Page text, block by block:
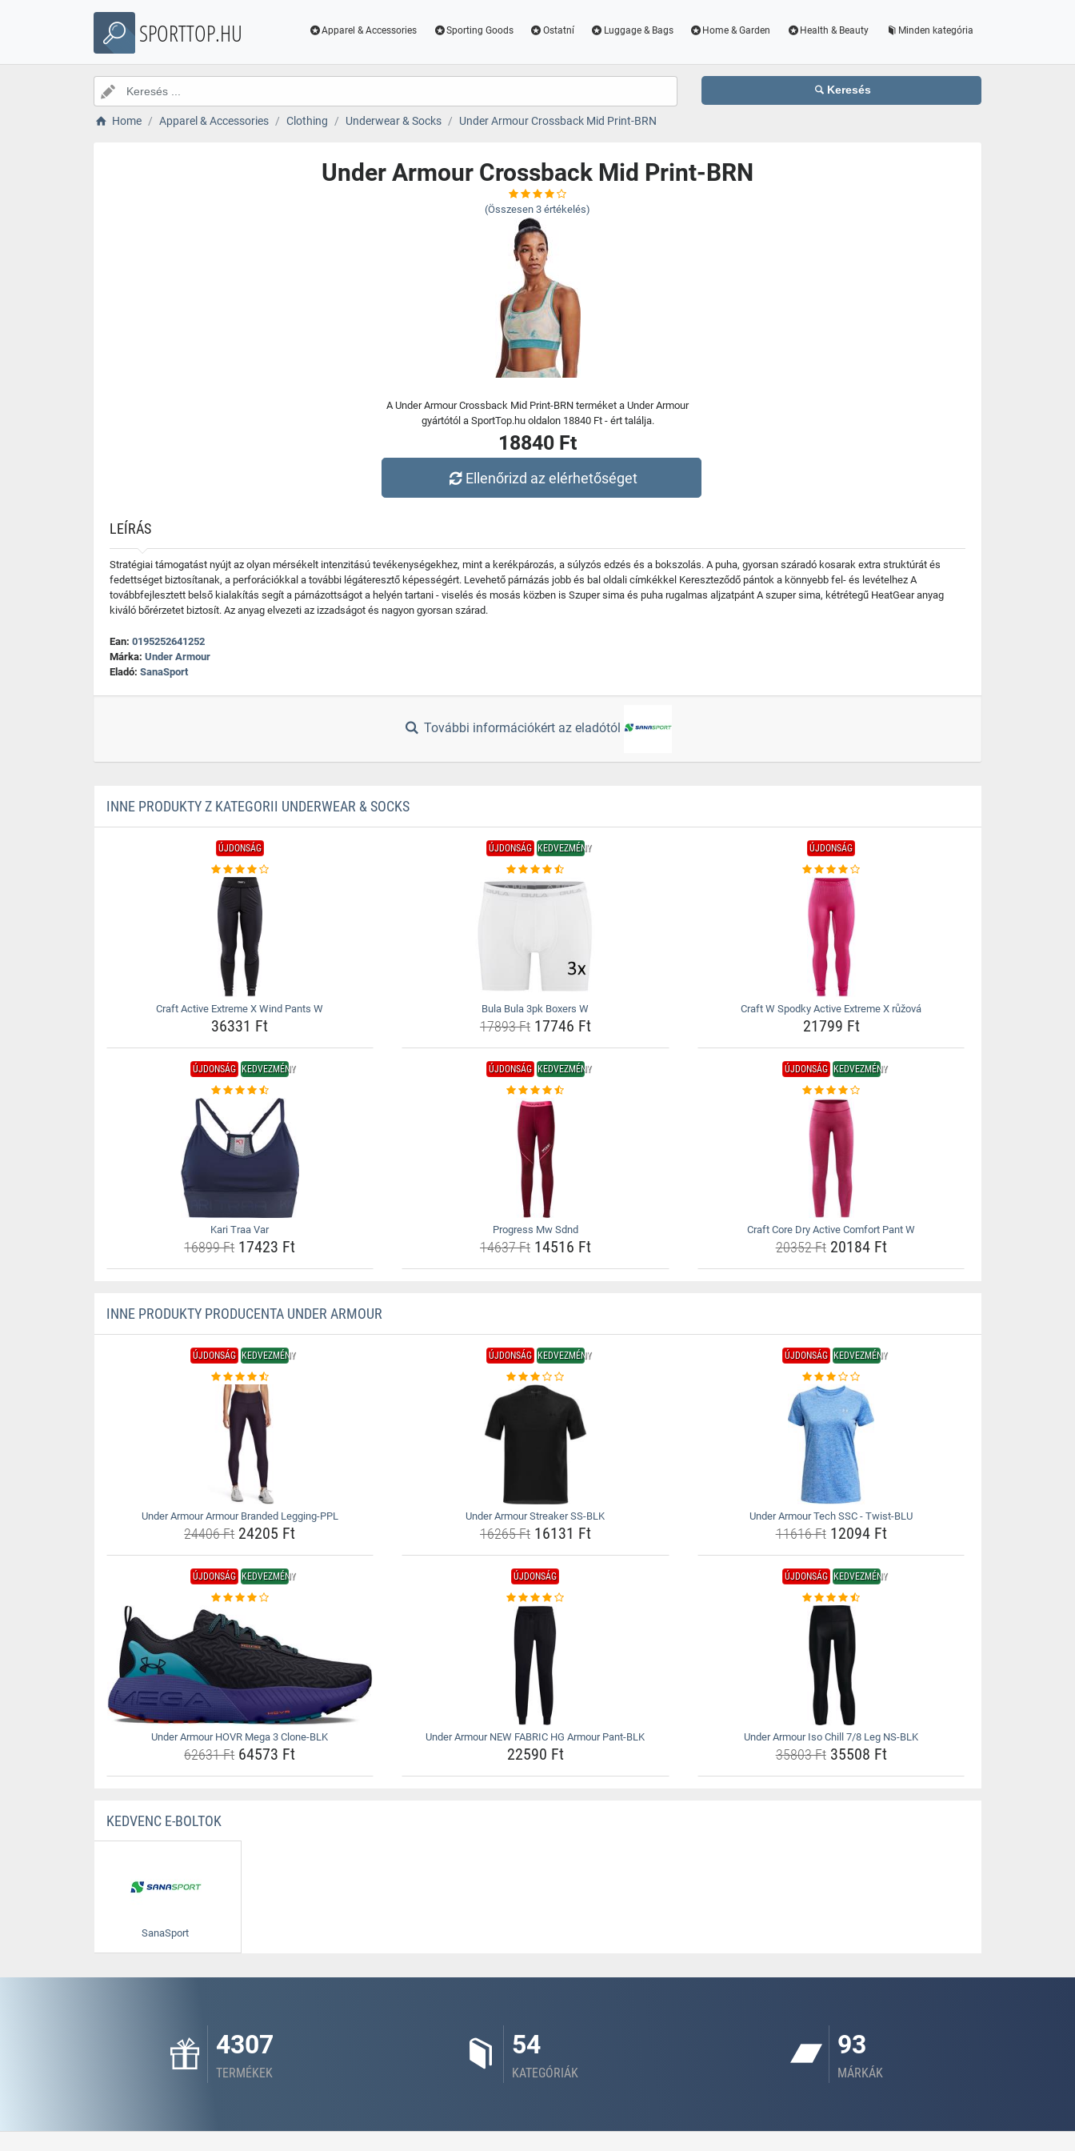
SPORTTOP.HU Apparel & Accessories Sporting Goods Ostatní Luggage & Bags Home & Garden Health & Beauty Minden kategória
Keresés
Home Apparel & Accessories Clothing Underwear & Socks Under Armour Crossback Mid Print-BRN
Under Armour Crossback Mid Print-BRN
(Összesen 3 értékelés)
A Under Armour Crossback Mid Print-BRN terméket a Under Armour
gyártótól a SportTop.hu oldalon 18840 Ft - ért találja.
18840 Ft
Ellenőrizd az elérhetőséget
LEÍRÁS
Stratégiai támogatást nyújt az olyan mérsékelt intenzitású tevékenységekhez, mint a kerékpározás, a súlyzós edzés és a bokszolás. A puha, gyorsan száradó kosarak extra struktúrát és
fedettséget biztosítanak, a perforációkkal a további légáteresztő képességért. Levehető párnázás jobb és bal oldali címkékkel Kereszteződő pántok a könnyebb fel- és levételhez A
továbbfejlesztett belső kialakítás segít a párnázottságot a helyén tartani - viselés és mosás közben is Szuper sima és puha rugalmas aljzatpánt A szuper sima, kétrétegű HeatGear anyag
kiváló bőrérzetet biztosít. Az anyag elvezeti az izzadságot és nagyon gyorsan szárad.
Ean: 0195252641252
Márka: Under Armour
Eladó: SanaSport
További információkért az eladótól
INNE PRODUKTY Z KATEGORII UNDERWEAR & SOCKS
ÚJDONSÁG
Craft Active Extreme X Wind Pants W
36331 Ft
ÚJDONSÁG KEDVEZMÉNY
Bula Bula 3pk Boxers W
17893 Ft17746 Ft
ÚJDONSÁG
Craft W Spodky Active Extreme X růžová
21799 Ft
ÚJDONSÁG KEDVEZMÉNY
Kari Traa Var
16899 Ft17423 Ft
ÚJDONSÁG KEDVEZMÉNY
Progress Mw Sdnd
14637 Ft14516 Ft
ÚJDONSÁG KEDVEZMÉNY
Craft Core Dry Active Comfort Pant W
20352 Ft20184 Ft
INNE PRODUKTY PRODUCENTA UNDER ARMOUR
ÚJDONSÁG KEDVEZMÉNY
Under Armour Armour Branded Legging-PPL
24406 Ft24205 Ft
ÚJDONSÁG KEDVEZMÉNY
Under Armour Streaker SS-BLK
16265 Ft16131 Ft
ÚJDONSÁG KEDVEZMÉNY
Under Armour Tech SSC - Twist-BLU
11616 Ft12094 Ft
ÚJDONSÁG KEDVEZMÉNY
Under Armour HOVR Mega 3 Clone-BLK
62631 Ft64573 Ft
ÚJDONSÁG
Under Armour NEW FABRIC HG Armour Pant-BLK
22590 Ft
ÚJDONSÁG KEDVEZMÉNY
Under Armour Iso Chill 7/8 Leg NS-BLK
35803 Ft35508 Ft
KEDVENC E-BOLTOK
SanaSport
4307
TERMÉKEK
54
KATEGÓRIÁK
93
MÁRKÁK